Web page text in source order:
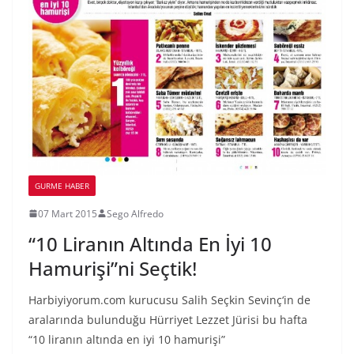
GURME HABER
07 Mart 2015 Sego Alfredo
“10 Liranın Altında En İyi 10
Hamurişi”ni Seçtik!
Harbiyiyorum.com kurucusu Salih Seçkin Sevinç‘in de
aralarında bulunduğu Hürriyet Lezzet Jürisi bu hafta
“10 liranın altında en iyi 10 hamurişi”